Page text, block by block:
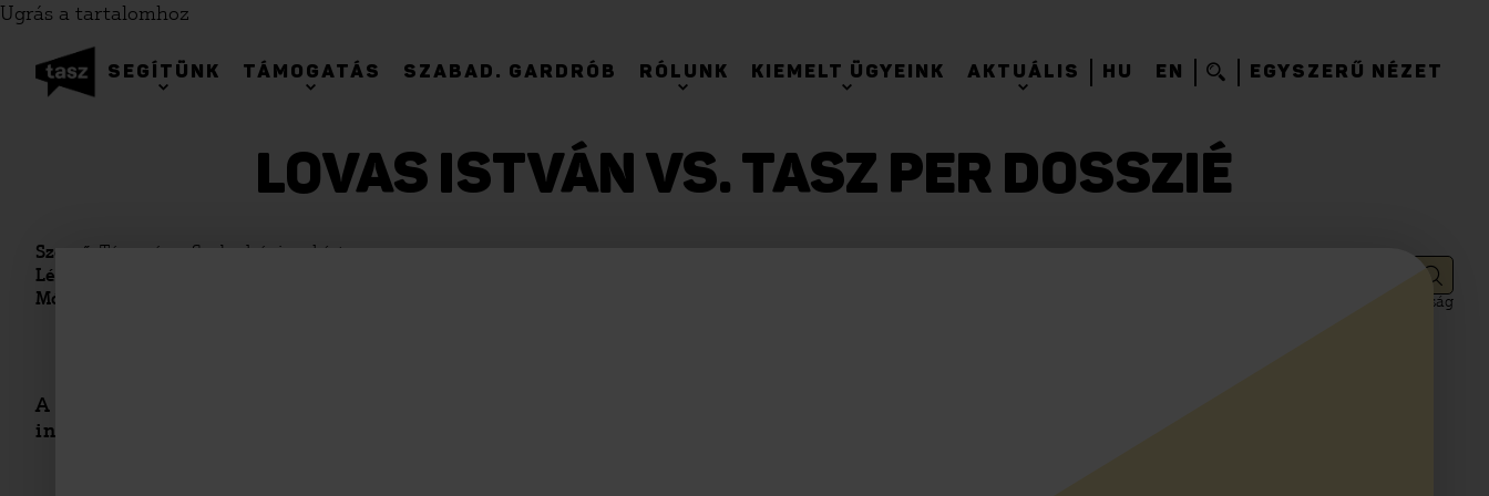
Ugrás a tartalomhoz
SEGÍTÜNK TÁMOGATÁS SZABAD. GARDRÓB RÓLUNK KIEMELT ÜGYEINK AKTUÁLIS HU EN EGYSZERŰ NÉZET
LOVAS ISTVÁN VS. TASZ PER DOSSZIÉ
Szerző: Társaság a Szabadságjogokért
Létrehozva:
Módosítva:
sajtószabadság
A Budapesti Rendőr-főkapitányság 2004 novemberében Paizs Miklós (alias Sickratman) ellen „Balra át” című dala miatt nyomozást
indított közösség elleni izgatás gyanújával.